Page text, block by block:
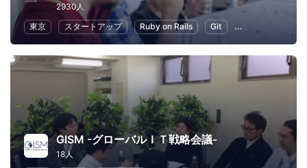
2930人
東京
スタートアップ Ruby on Rails Git プログラミング
GISM -グローバルＩＴ戦略会議-
18人